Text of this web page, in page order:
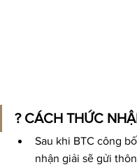
? CÁCH THỨC
Sau khi BTC công
nhận giải sẽ gửi